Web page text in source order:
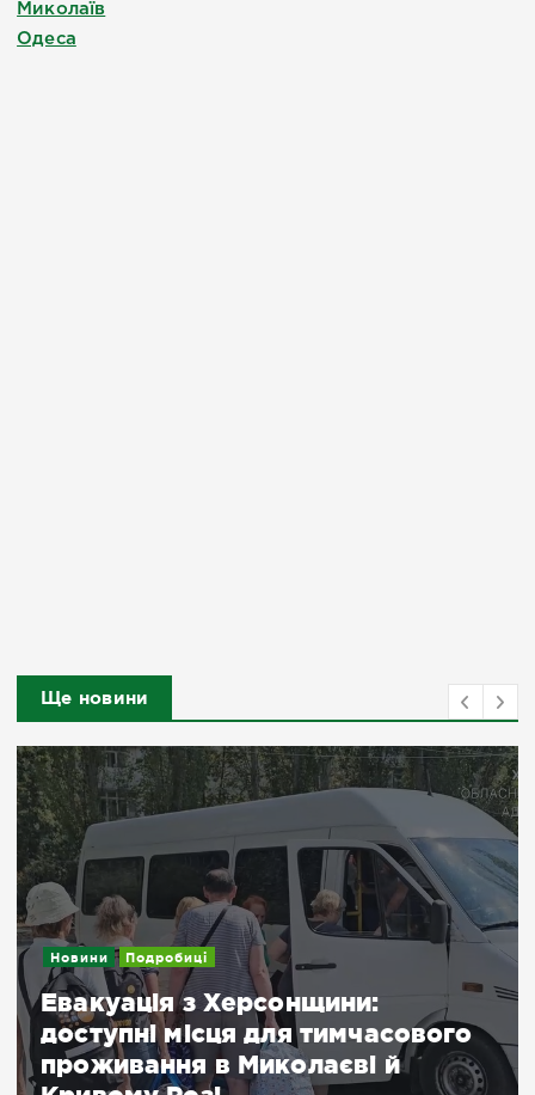
Миколаїв
Одеса
Ще новини
Новини Подробиці
Евакуація з Херсонщини:
доступні місця для тимчасового
проживання в Миколаєві й